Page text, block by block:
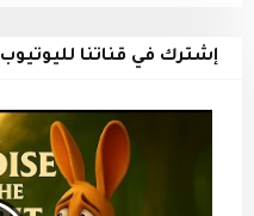
إشترك في قناتنا لليوتيوب